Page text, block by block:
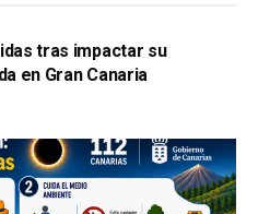
tras impactar su
en Gran Canaria